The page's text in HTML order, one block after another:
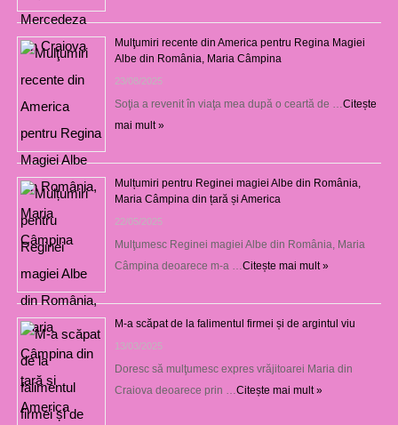
Mulţumiri recente din America pentru Regina Magiei
Albe din România, Maria Câmpina
23/08/2025
Soţia a revenit în viaţa mea după o ceartă de … Citește
mai mult »
Mulțumiri pentru Reginei magiei Albe din România,
Maria Câmpina din țară și America
22/05/2025
Mulţumesc Reginei magiei Albe din România, Maria
Câmpina deoarece m-a … Citește mai mult »
M-a scăpat de la falimentul firmei și de argintul viu
13/03/2025
Doresc să mulţumesc expres vrăjitoarei Maria din
Craiova deoarece prin … Citește mai mult »